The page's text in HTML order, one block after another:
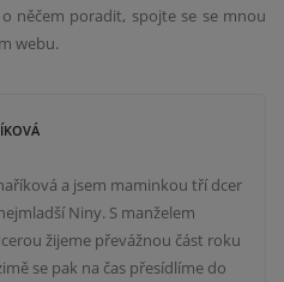
něčem poradit, spojte se se mnou
webu.
a jsem maminkou tří dcer
Niny. S manželem
žijeme převážnou část roku
se pak na čas přesídlíme do